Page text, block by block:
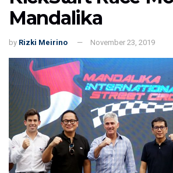
Mandalika
by Rizki Meirino November 23, 2019